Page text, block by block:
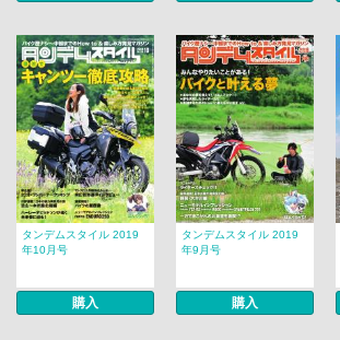
タンデムスタイル 2019
年10月号
購入
タンデムスタイル 2019
年9月号
購入